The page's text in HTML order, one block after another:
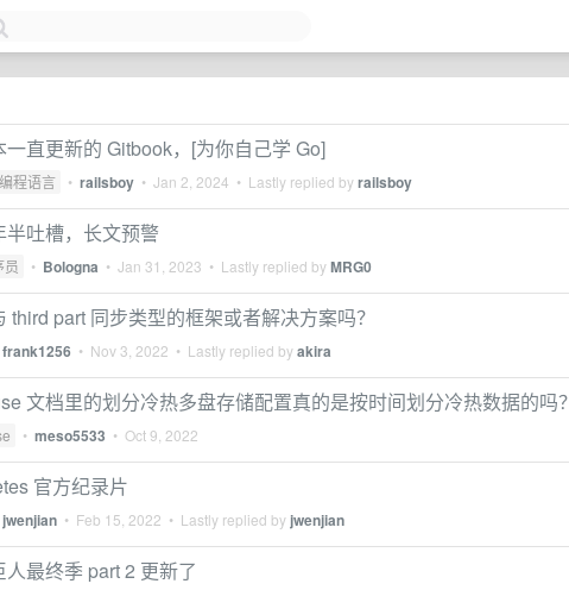
一直更新的 Gitbook，[为你自己学 Go]
程语言 • railsboy • Jan 2, 2024 • Lastly replied byrailsboy
半吐槽，长文预警
员 • Bologna • Jan 31, 2023 • Lastly replied byMRG0
third part 同步类型的框架或者解决方案吗？
frank1256 • Nov 3, 2022 • Lastly replied byakira
文档里的划分冷热多盘存储配置真的是按时间划分冷热数据的吗？
• meso5533 • Oct 9, 2022
官方纪录片
jwenjian • Feb 15, 2022 • Lastly replied by jwenjian
最终季 part 2 更新了